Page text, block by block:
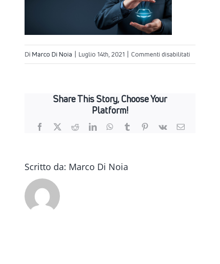
DiMarco Di Noia | Luglio 14th, 2021 | Commenti disabilitati
Car
Share This Story, Choose Your
Platform!
Facebook
X RedditLinkedInWhatsApp
TumblrPinterest
Vk Email
Scritto da: Marco Di Noia